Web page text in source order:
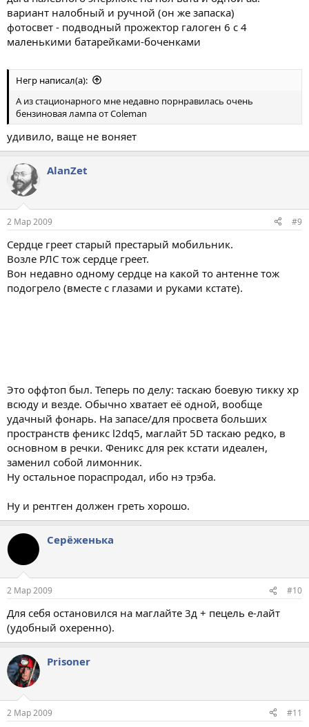
вариант налобный и ручной (он же запаска)
фотосвет - подводный прожектор галоген 6 с 4
маленькими батарейками-боченками
Негр написал(а):
А из стационарного мне недавно порнравилась очень
бензиновая лампа от Coleman
удивило, ваще не воняет
AlanZet
2 Мар 2009 #9
Сердце греет старый престарый мобильник.
Возле РЛС тож сердце греет.
Вон недавно одному сердце на какой то антенне тож
подогрело (вместе с глазами и руками кстате).
Это оффтоп был. Теперь по делу: таскаю боевую тикку хр
всюду и везде. Обычно хватает её одной, вообще
удачный фонарь. На запасе/для просвета больших
пространств феникс l2dq5, маглайт 5D таскаю редко, в
основном в речки. Феникс для рек кстати идеален,
заменил собой лимонник.
Ну остальное пораспродал, ибо нэ трэба.
Ну и рентген должен греть хорошо.
Серёженька
2 Мар 2009 #10
Для себя остановился на маглайте 3д + пецель е-лайт
(удобный охеренно).
Prisoner
2 Мар 2009 #11